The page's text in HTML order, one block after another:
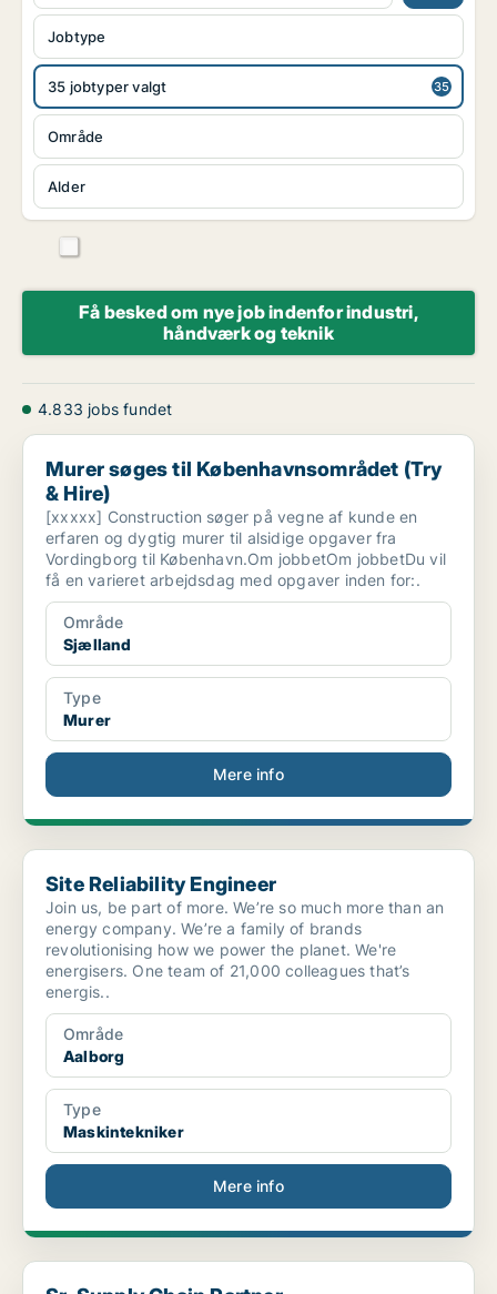
35 jobtyper valgt
Område
Alder
Jobtype
Få besked om nye job indenfor industri,
håndværk og teknik
4.833 jobs fundet
Murer søges til Københavnsområdet (Try & Hire)
Murer søges til Københavnsområdet (Try
& Hire)
[xxxxx] Construction søger på vegne af kunde en
erfaren og dygtig murer til alsidige opgaver fra
Vordingborg til København.Om jobbetOm jobbetDu vil
få en varieret arbejdsdag med opgaver inden for:.
Område
Sjælland
Type
Murer
Mere info
Site Reliability Engineer
Site Reliability Engineer
Join us, be part of more. We’re so much more than an
energy company. We’re a family of brands
revolutionising how we power the planet. We're
energisers. One team of 21,000 colleagues that’s
energis..
Område
Aalborg
Type
Maskintekniker
Mere info
Sr. Supply Chain Partner